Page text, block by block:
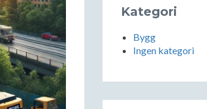
Kategori
Bygg
Ingen kategori